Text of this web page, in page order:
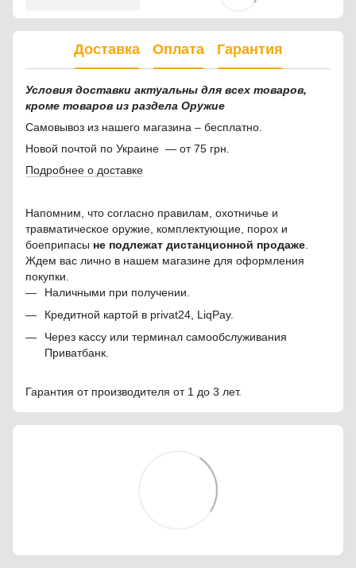
Доставка Оплата Гарантия
Условия доставки актуальны для всех товаров,
кроме товаров из раздела Оружие
Самовывоз из нашего магазина – бесплатно.
Новой почтой по Украине — от 75 грн.
Подробнее о доставке
Напомним, что согласно правилам, охотничье и
травматическое оружие, комплектующие, порох и
боеприпасы не подлежат дистанционной продаже
Ждем вас лично в нашем магазине для оформления
покупки.
Наличными при получении.
Кредитной картой в privat24, LiqPay.
Через кассу или терминал самообслуживания
Приватбанк.
Гарантия от производителя от 1 до 3 лет.